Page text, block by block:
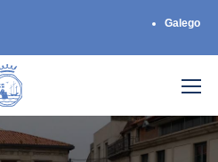
Galego